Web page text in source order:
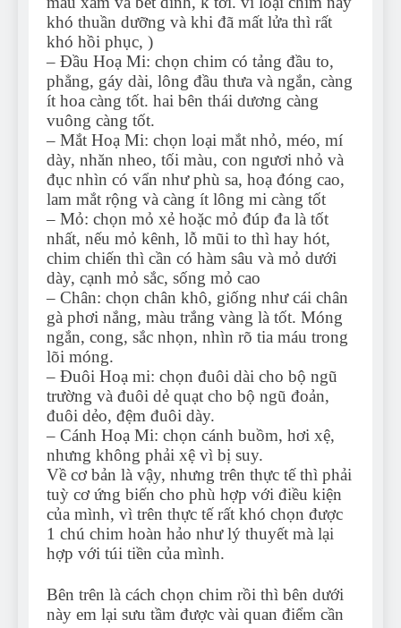
khó thuần dưỡng và khi đã mất lửa thì rất
khó hồi phục, )
– Đầu Hoạ Mi: chọn chim có tảng đầu to,
phẳng, gáy dài, lông đầu thưa và ngắn, càng
ít hoa càng tốt. hai bên thái dương càng
vuông càng tốt.
– Mắt Hoạ Mi: chọn loại mắt nhỏ, méo, mí
dày, nhăn nheo, tối màu, con ngươi nhỏ và
đục nhìn có vẩn như phù sa, hoạ đóng cao,
lam mắt rộng và càng ít lông mi càng tốt
– Mỏ: chọn mỏ xẻ hoặc mỏ đúp đa là tốt
nhất, nếu mỏ kênh, lỗ mũi to thì hay hót,
chim chiến thì cần có hàm sâu và mỏ dưới
dày, cạnh mỏ sắc, sống mỏ cao
– Chân: chọn chân khô, giống như cái chân
gà phơi nắng, màu trắng vàng là tốt. Móng
ngắn, cong, sắc nhọn, nhìn rõ tia máu trong
lõi móng.
– Đuôi Hoạ mi: chọn đuôi dài cho bộ ngũ
trường và đuôi dẻ quạt cho bộ ngũ đoản,
đuôi dẻo, đệm đuôi dày.
– Cánh Hoạ Mi: chọn cánh buồm, hơi xệ,
nhưng không phải xệ vì bị suy.
Về cơ bản là vậy, nhưng trên thực tế thì phải
tuỳ cơ ứng biến cho phù hợp với điều kiện
của mình, vì trên thực tế rất khó chọn được
1 chú chim hoàn hảo như lý thuyết mà lại
hợp với túi tiền của mình.
Bên trên là cách chọn chim rồi thì bên dưới
này em lại sưu tầm được vài quan điểm cần